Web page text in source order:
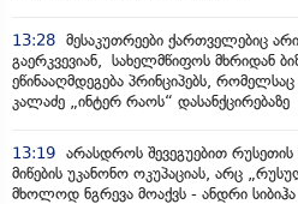
13:28 მესაკუთრეები ქართველებიც
გაერკვევიან, სახელმწიფოს მხრიდან
ეწინააღმდეგება პრინციპებს,
კალაძე „ინტერ რაოს“ დასანქცირებაზე
13:19 არასდროს შევეგუებით
მიწების უკანონო ოკუპაციას, არც
მხოლოდ ნგრევა მოაქვს - ანდრი სიბიჰა